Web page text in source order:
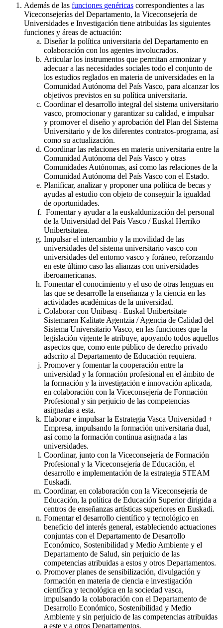
Además de las funciones genéricas correspondientes a las
Viceconsejerías del Departamento, la Viceconsejería de
Universidades e Investigación tiene atribuidas las siguientes
funciones y áreas de actuación:
Diseñar la política universitaria del Departamento en
colaboración con los agentes involucrados.
Articular los instrumentos que permitan armonizar y
adecuar a las necesidades sociales todo el conjunto de
los estudios reglados en materia de universidades en la
Comunidad Autónoma del País Vasco, para alcanzar los
objetivos previstos en su política universitaria.
Coordinar el desarrollo integral del sistema universitario
vasco, promocionar y garantizar su calidad, e impulsar
y promover el diseño y aprobación del Plan del Sistema
Universitario y de los diferentes contratos-programa, así
como su actualización.
Coordinar las relaciones en materia universitaria entre la
Comunidad Autónoma del País Vasco y otras
Comunidades Autónomas, así como las relaciones de la
Comunidad Autónoma del País Vasco con el Estado.
Planificar, analizar y proponer una política de becas y
ayudas al estudio con objeto de conseguir la igualdad
de oportunidades.
Fomentar y ayudar a la euskaldunización del personal
de la Universidad del País Vasco / Euskal Herriko
Unibertsitatea.
Impulsar el intercambio y la movilidad de las
universidades del sistema universitario vasco con
universidades del entorno vasco y foráneo, reforzando
en este último caso las alianzas con universidades
iberoamericanas.
Fomentar el conocimiento y el uso de otras lenguas en
las que se desarrolle la enseñanza y la ciencia en las
actividades académicas de la universidad.
Colaborar con Unibasq - Euskal Unibertsitate
Sistemaren Kalitate Agentzia / Agencia de Calidad del
Sistema Universitario Vasco, en las funciones que la
legislación vigente le atribuye, apoyando todos aquellos
aspectos que, como ente público de derecho privado
adscrito al Departamento de Educación requiera.
Promover y fomentar la cooperación entre la
universidad y la formación profesional en el ámbito de
la formación y la investigación e innovación aplicada,
en colaboración con la Viceconsejería de Formación
Profesional y sin perjuicio de las competencias
asignadas a esta.
Elaborar e impulsar la Estrategia Vasca Universidad +
Empresa, impulsando la formación universitaria dual,
así como la formación continua asignada a las
universidades.
Coordinar, junto con la Viceconsejería de Formación
Profesional y la Viceconsejería de Educación, el
desarrollo e implementación de la estrategia STEAM
Euskadi.
Coordinar, en colaboración con la Viceconsejería de
Educación, la política de Educación Superior dirigida a
centros de enseñanzas artísticas superiores en Euskadi.
Fomentar el desarrollo científico y tecnológico en
beneficio del interés general, estableciendo actuaciones
conjuntas con el Departamento de Desarrollo
Económico, Sostenibilidad y Medio Ambiente y el
Departamento de Salud, sin perjuicio de las
competencias atribuidas a estos y otros Departamentos.
Promover planes de sensibilización, divulgación y
formación en materia de ciencia e investigación
científica y tecnológica en la sociedad vasca,
impulsando la colaboración con el Departamento de
Desarrollo Económico, Sostenibilidad y Medio
Ambiente y sin perjuicio de las competencias atribuidas
a este y a otros Departamentos.